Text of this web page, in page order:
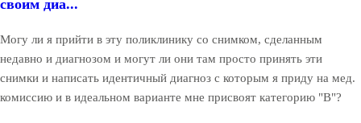
своим диа...
Могу ли я прийти в эту поликлинику со снимком, сделанным
недавно и диагнозом и могут ли они там просто принять эти
снимки и написать идентичный диагноз с которым я приду на мед.
комиссию и в идеальном варианте мне присвоят категорию "В"?